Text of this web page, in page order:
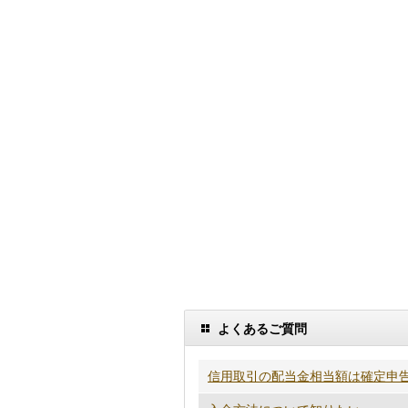
よくあるご質問
信用取引の配当金相当額は確定申